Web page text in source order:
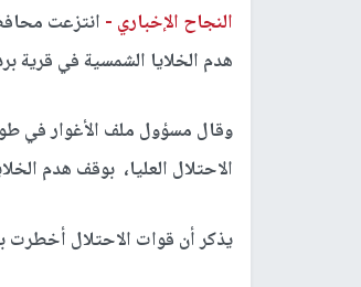
النجاح الإخباري - انتزعت
هدم الخلايا الشمسية في قرية
وقال مسؤول ملف الأغوار في
الاحتلال العليا، بوقف هدم
يذكر أن قوات الاحتلال